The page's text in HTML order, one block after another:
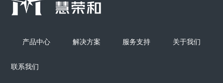
产品中心 解决方案 服务支持 关于我们
联系我们